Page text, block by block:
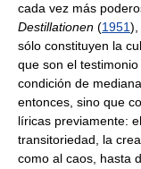
cada vez más
Destillationen (1951),
sólo constituyen la
que son el
condición de
entonces, sino que
líricas previamente:
transitoriedad, la
como al caos, hasta